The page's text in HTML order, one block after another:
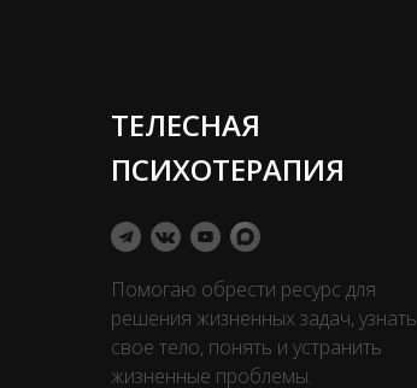
Помогаю обрести ресурс для
решения жизненных задач, узнать
свое тело, понять и устранить
жизненные проблемы.
ТЕЛЕСНАЯ
ПСИХОТЕРАПИЯ